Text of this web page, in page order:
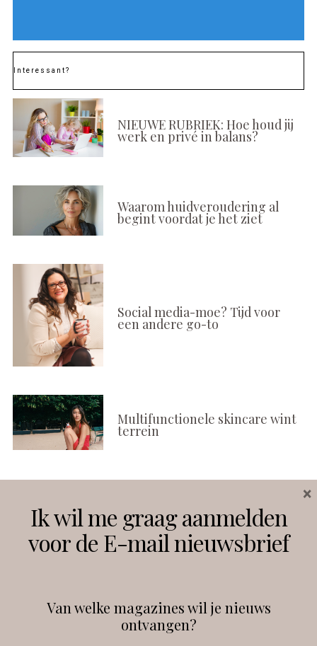
Interessant?
NIEUWE RUBRIEK: Hoe houd jij
werk en privé in balans?
Waarom huidveroudering al
begint voordat je het ziet
Social media-moe? Tijd voor
een andere go-to
Multifunctionele skincare wint
terrein
Instagram Facebook
debeautyprofessional
Ik wil me graag aanmelden
voor de E-mail nieuwsbrief
Van welke magazines wil je nieuws
ontvangen?
×